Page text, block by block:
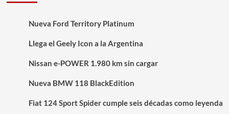
Nueva Ford Territory Platinum
Llega el Geely Icon a la Argentina
Nissan e-POWER 1.980 km sin cargar
Nueva BMW 118 BlackEdition
Fiat 124 Sport Spider cumple seis décadas como leyenda